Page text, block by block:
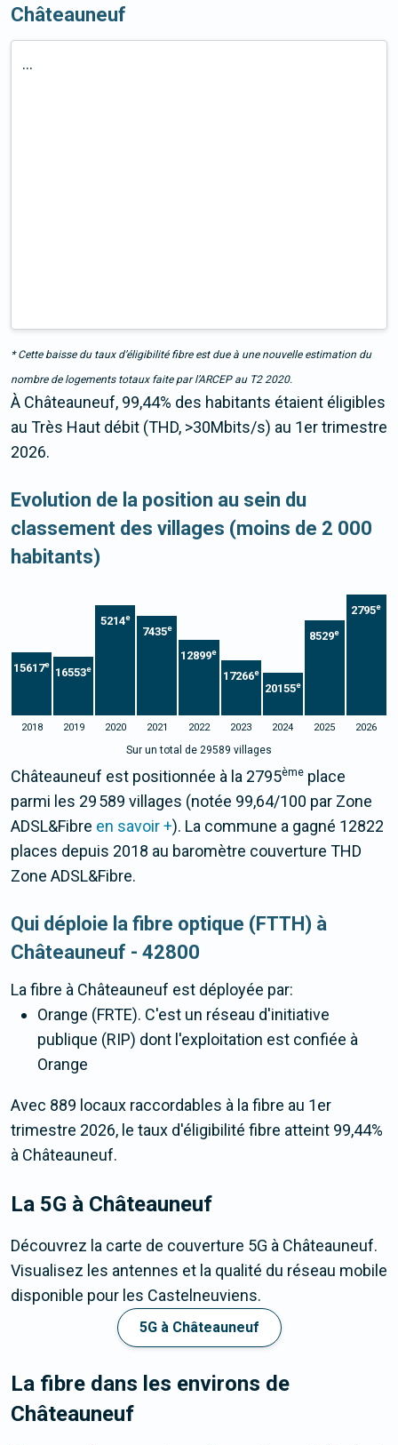
Châteauneuf
...
* Cette baisse du taux d’éligibilité fibre est due à une nouvelle estimation du
nombre de logements totaux faite par l’ARCEP au T2 2020.
À Châteauneuf, 99,44% des habitants étaient éligibles
au Très Haut débit (THD, >30Mbits/s) au 1er trimestre
2026.
Evolution de la position au sein du
classement des villages (moins de 2 000
habitants)
15617e
16553e
5214e
7435e
12899e
17266e
20155e
8529e
2795e
2018 2019 2020 2021 2022 2023 2024 2025 2026
Sur un total de 29589 villages
Châteauneuf est positionnée à la 2795ème place
parmi les 29 589 villages (notée 99,64/100 par Zone
ADSL&Fibre en savoir +). La commune a gagné 12822
places depuis 2018 au baromètre couverture THD
Zone ADSL&Fibre.
Qui déploie la fibre optique (FTTH) à
Châteauneuf - 42800
La fibre à Châteauneuf est déployée par:
Orange (FRTE). C'est un réseau d'initiative
publique (RIP) dont l'exploitation est confiée à
Orange
Avec 889 locaux raccordables à la fibre au 1er
trimestre 2026, le taux d'éligibilité fibre atteint 99,44%
à Châteauneuf.
La 5G à Châteauneuf
Découvrez la carte de couverture 5G à Châteauneuf.
Visualisez les antennes et la qualité du réseau mobile
disponible pour les Castelneuviens.
5G à Châteauneuf
La fibre dans les environs de
Châteauneuf